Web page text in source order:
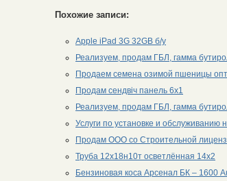
Похожие записи:
Apple iPad 3G 32GB б/у
Реализуем, продам ГБЛ, гамма
Продаем семена озимой пшеницы
Продам сендвіч панель 6х1
Реализуем, продам ГБЛ, гамма
Услуги по установке и обслуживанию
Продам ООО со Строительной
Труба 12х18н10т осветлённая 14х2
Бензиновая коса Арсенал БК – 1600